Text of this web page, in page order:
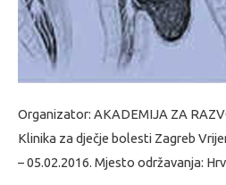
Organizator: AKADEMIJA ZA
Klinika za dječje bolesti Zagreb
– 05.02.2016. Mjesto održavanja: